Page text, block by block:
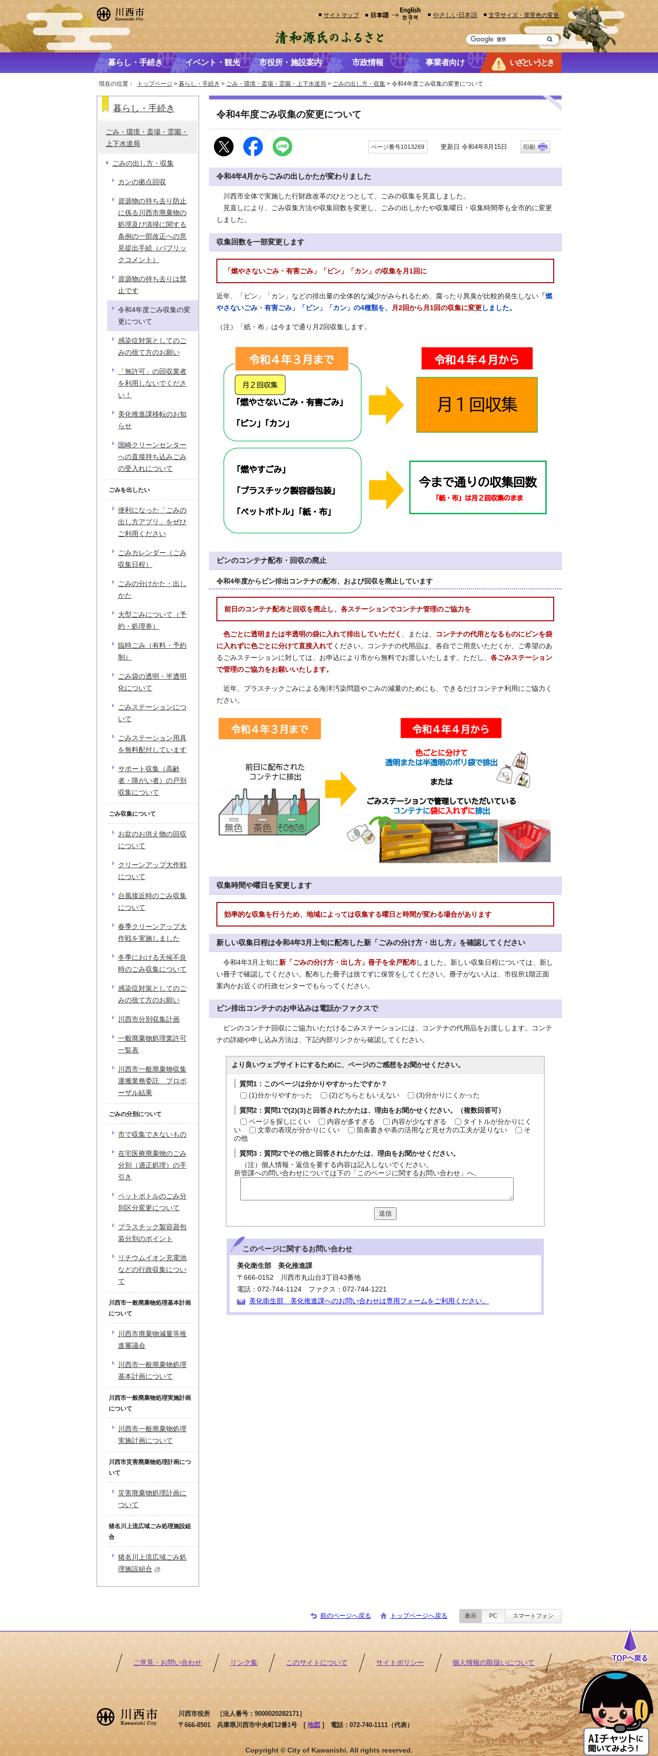
サイトマップ やさしい日本語 文字サイズ・背景色の変更
暮らし・手続き イベント・観光 市役所・施設案内 市政情報 事業者向け いざというとき
現在の位置： トップページ > 暮らし・手続き > ごみ・環境・斎場・霊園・上下水道局 > ごみの出し方・収集 > 令和4年度ごみ収集の変更について
令和4年度ごみ収集の変更について
ページ番号1013269 更新日 令和4年8月15日 印刷
令和4年4月からごみの出しかたが変わりました
川西市全体で実施した行財政改革のひとつとして、ごみの収集を見直しました。
見直しにより、ごみ収集方法や収集回数を変更し、ごみの出しかたや収集曜日・収集時間帯も全市的に変更
しました。
収集回数を一部変更します
「燃やさないごみ・有害ごみ」「ビン」「カン」の収集を月1回に
近年、「ビン」「カン」などの排出量の全体的な減少がみられるため、腐ったり異臭が比較的発生しない 「燃
やさないごみ・有害ごみ」「ビン」「カン」 の4種類を、 月2回から月1回の収集に変更 しました。
（注）「紙・布」は今まで通り月2回収集します。
ビンのコンテナ配布・回収の廃止
令和4年度からビン排出コンテナの配布、および回収を廃止しています
前日のコンテナ配布と回収を廃止し、各ステーションでコンテナ管理のご協力を
色ごとに透明または半透明の袋に入れて排出していただく 、または、
コンテナの代用となるものにビンを袋
に入れずに色ごとに分けて直接入れて ください。コンテナの代用品は、各自でご用意いただくか、ご希望のあ
るごみステーションに対しては、お申込により市から無料でお渡しいたします。ただし、 各ごみステーション
で管理のご協力をお願いいたします。
近年、プラスチックごみによる海洋汚染問題やごみの減量のためにも、できるだけコンテナ利用にご協力く
ださい。
収集時間や曜日を変更します
効率的な収集を行うため、地域によっては収集する曜日と時間が変わる場合があります
新しい収集日程は令和4年3月上旬に配布した新「ごみの分け方・出し方」を確認してください
令和4年3月上旬に新「ごみの分け方・出し方」冊子を全戸配布 しました。新しい収集日程については、新し
い冊子で確認してください。配布した冊子は捨てずに保管をしてください。冊子がない人は、市役所1階正面
案内かお近くの行政センターでもらってください。
ビン排出コンテナのお申込みは電話かファクスで
ビンのコンテナ回収にご協力いただけるごみステーションには、コンテナの代用品をお渡しします。コンテ
ナの詳細や申し込み方法は、下記内部リンクから確認してください。
より良いウェブサイトにするために、ページのご感想をお聞かせください。
質問1：このページは分かりやすかったですか？
(1)分かりやすかった
(2)どちらともいえない (3)分かりにくかった
質問2：質問1で(2)(3)と回答されたかたは、理由をお聞かせください。（複数回答可）
ページを探しにくい
内容が多すぎる 内容が少なすぎる
タイトルが分かりにく
い
文章の表現が分かりにくい 箇条書きや表の活用など見せ方の工夫が足りない
そ
の他
質問3：質問2でその他と回答されたかたは、理由をお聞かせください。
（注）個人情報・返信を要する内容は記入しないでください。
所管課への問い合わせについては下の「このページに関するお問い合わせ」へ。
送信
このページに関するお問い合わせ
美化衛生部 美化推進課
〒666-0152 川西市丸山台3丁目43番地
電話：072-744-1124 ファクス：072-744-1221
美化衛生部 美化推進課へのお問い合わせは専用フォームをご利用ください。
暮らし・手続き
ごみ・環境・斎場・霊園・
上下水道局
ごみの出し方・収集
カンの拠点回収
資源物の持ち去り防止
に係る川西市廃棄物の
処理及び清掃に関する
条例の一部改正への意
見提出手続（パブリッ
クコメント）
資源物の持ち去りは禁
止です
令和4年度ごみ収集の変
更について
感染症対策としてのご
みの捨て方のお願い
「無許可」の回収業者
を利用しないでくださ
い！
美化推進課移転のお知
らせ
国崎クリーンセンター
への直接持ち込みごみ
の受入れについて
ごみを出したい
便利になった「ごみの
出し方アプリ」をぜひ
ご利用ください
ごみカレンダー（ごみ
収集日程）
ごみの分けかた・出し
かた
大型ごみについて（予
約・処理券）
臨時ごみ（有料・予約
制）
ごみ袋の透明・半透明
化について
ごみステーションにつ
いて
ごみステーション用具
を無料配付しています
サポート収集（高齢
者・障がい者）の戸別
収集について
ごみ収集について
お盆のお供え物の回収
について
クリーンアップ大作戦
について
台風接近時のごみ収集
について
春季クリーンアップ大
作戦を実施しました
冬季における天候不良
時のごみ収集について
感染症対策としてのご
みの捨て方のお願い
川西市分別収集計画
一般廃棄物処理業許可
一覧表
川西市一般廃棄物収集
運搬業務委託 プロポ
ーザル結果
ごみの分別について
市で収集できないもの
在宅医療廃棄物のごみ
分別（適正処理）の手
引き
ペットボトルのごみ分
別区分変更について
プラスチック製容器包
装分別のポイント
リチウムイオン充電池
などの行政収集につい
て
川西市一般廃棄物処理基本計画
について
川西市廃棄物減量等推
進審議会
川西市一般廃棄物処理
基本計画について
川西市一般廃棄物処理実施計画
について
川西市一般廃棄物処理
実施計画について
川西市災害廃棄物処理計画につ
いて
災害廃棄物処理計画に
ついて
猪名川上流広域ごみ処理施設組
合
猪名川上流広域ごみ処
理施設組合
前のページへ戻る トップページへ戻る 表示 PC スマートフォン
ご意見・お問い合わせ リンク集 このサイトについて サイトポリシー 個人情報の取扱いについて
川西市役所 ［法人番号：9000020282171］
〒666-8501 兵庫県川西市中央町12番1号 [地図 ]電話：072-740-1111（代表）
Copyright © City of Kawanishi. All rights reserved.